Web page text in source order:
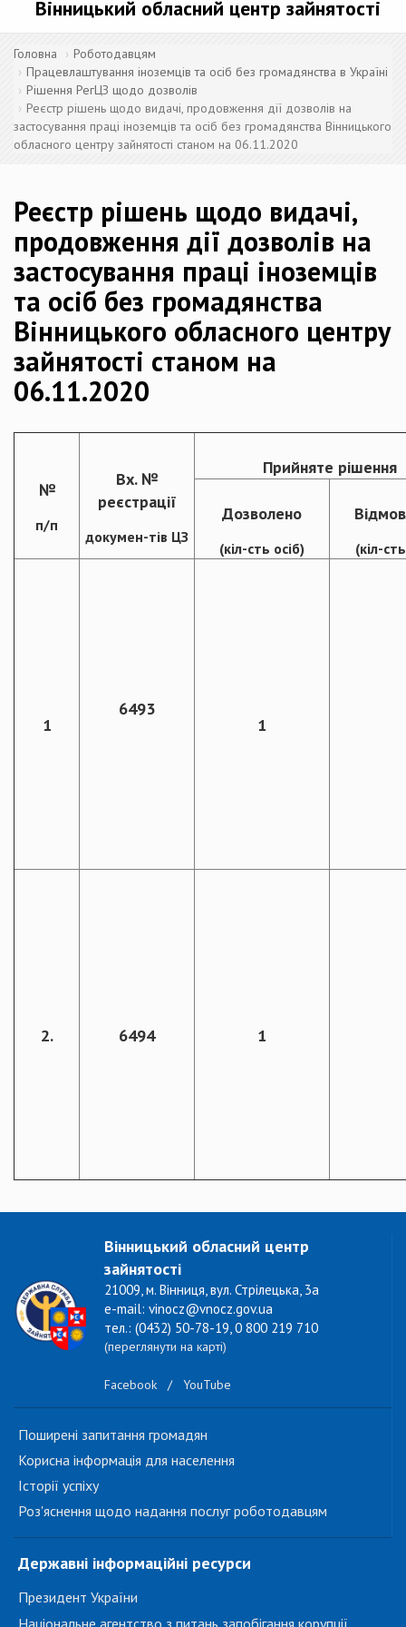
Вінницький обласний центр зайнятості
Головна
Роботодавцям
Працевлаштування іноземців та осіб без громадянства в Україні
Рішення РегЦЗ щодо дозволів
Реєстр рішень щодо видачі, продовження дії дозволів на
застосування праці іноземців та осіб без громадянства Вінницького
обласного центру зайнятості станом на 06.11.2020
Реєстр рішень щодо видачі,
продовження дії дозволів на
застосування праці іноземців
та осіб без громадянства
Вінницького обласного центру
зайнятості станом на
06.11.2020
№
п/п
Вх. №
реєстрації
докумен-тів ЦЗ
Прийняте рішення
Дозволено
(кіл-сть осіб) (кіл-
1
6493
1
2. 6494 1
Вінницький обласний центр
зайнятості
21009, м. Вінниця, вул. Стрілецька, 3а
e-mail: vinocz@vnocz.gov.ua
тел.: (0432) 50-78-19, 0 800 219 710
(переглянути на карті)
Facebook / YouTube
Поширені запитання громадян
Корисна інформація для населення
Історії успіху
Роз'яснення щодо надання послуг роботодавцям
Державні інформаційні ресурси
Президент України
Національне агентство з питань запобігання корупції